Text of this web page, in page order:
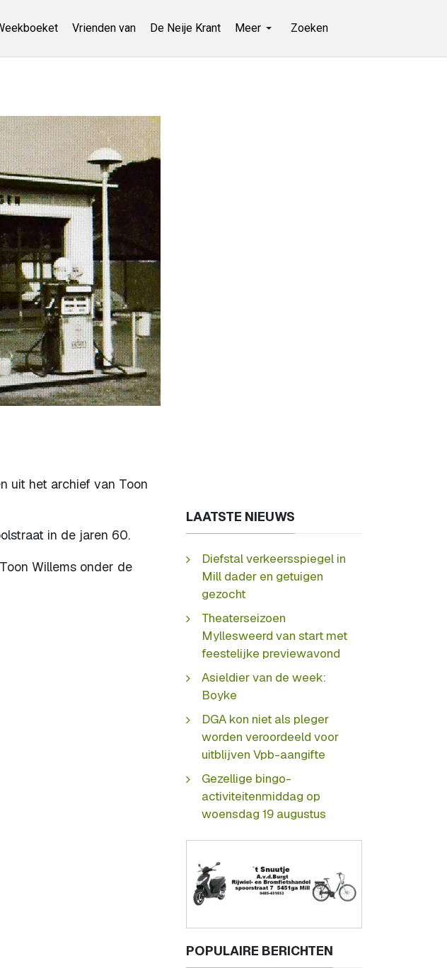
Vrienden van De Neije Krant Meer Zoeken
uit het archief van Toon
in de jaren 60.
Willems onder de
LAATSTE NIEUWS
Diefstal verkeersspiegel in
Mill dader en getuigen
gezocht
Theaterseizoen
Myllesweerd van start met
feestelijke previewavond
Asieldier van de week:
Boyke
DGA kon niet als pleger
worden veroordeeld voor
uitblijven Vpb-aangifte
Gezellige bingo-
activiteitenmiddag op
woensdag 19 augustus
POPULAIRE BERICHTEN